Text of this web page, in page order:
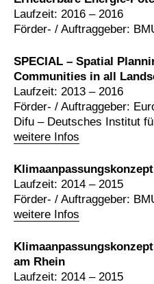
Laufzeit: 2016 – 2016
Förder- / Auftraggeber:
SPECIAL – Spatial
Communities in all
weitere Infos
Laufzeit: 2013 – 2016
Förder- / Auftraggeber:
Difu – Deutsches Institut
weitere Infos
Laufzeit: 2014 – 2015
Förder- / Auftraggeber:
am Rhein
Laufzeit: 2014 – 2015